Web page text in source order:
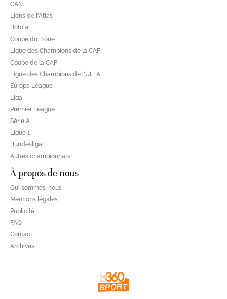
CAN
Lions de l'Atlas
Botola
Coupe du Trône
Ligue des Champions de la CAF
Coupe de la CAF
Ligue des Champions de l'UEFA
Europa League
Liga
Premier League
Série A
Ligue 1
Bundesliga
Autres championnats
À propos de nous
Qui sommes-nous
Mentions légales
Publicité
FAQ
Contact
Archives